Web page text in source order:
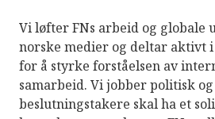
Vi løfter FNs arbeid og
norske medier og deltar aktivt
for å styrke forståelsen av
samarbeid. Vi jobber politisk
beslutningstakere skal ha et